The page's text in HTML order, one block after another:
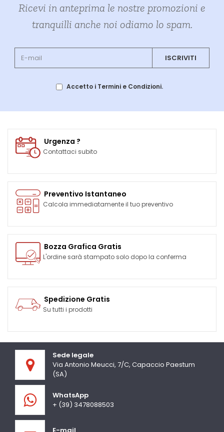
Ricevi in anteprima le nostre promozioni e
tranquilli anche noi odiamo lo spam.
ISCRIVITI
Accetto i Termini e Condizioni.
Urgenza ?
Contattaci subito
Preventivo Istantaneo
Calcola immediatamente il tuo preventivo
Bozza Grafica Gratis
L'ordine sarà stampato solo dopo la conferma
Spedizione Gratis
Su tutti i prodotti
Sede legale
Via Antonio Meucci, 7/C, Capaccio Paestum
(SA)
WhatsApp
+ (39) 3478088503
E-mail